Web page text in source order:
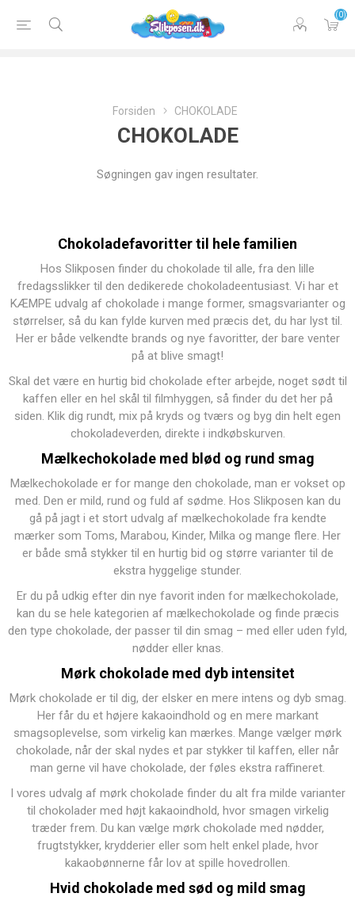
(0)
Forsiden CHOKOLADE
CHOKOLADE
Søgningen gav ingen resultater.
Chokoladefavoritter til hele familien
Hos Slikposen finder du chokolade til alle, fra den lille
fredagsslikker til den dedikerede chokoladeentusiast. Vi har et
KÆMPE udvalg af chokolade i mange former, smagsvarianter og
størrelser, så du kan fylde kurven med præcis det, du har lyst til.
Her er både velkendte brands og nye favoritter, der bare venter
på at blive smagt!
Skal det være en hurtig bid chokolade efter arbejde, noget sødt til
kaffen eller en hel skål til filmhyggen, så finder du det her på
siden. Klik dig rundt, mix på kryds og tværs og byg din helt egen
chokoladeverden, direkte i indkøbskurven.
Mælkechokolade med blød og rund smag
Mælkechokolade er for mange den chokolade, man er vokset op
med. Den er mild, rund og fuld af sødme. Hos Slikposen kan du
gå på jagt i et stort udvalg af mælkechokolade fra kendte
mærker som Toms, Marabou, Kinder, Milka og mange flere. Her
er både små stykker til en hurtig bid og større varianter til de
ekstra hyggelige stunder.
Er du på udkig efter din nye favorit inden for mælkechokolade,
kan du se hele kategorien af mælkechokolade og finde præcis
den type chokolade, der passer til din smag – med eller uden fyld,
nødder eller knas.
Mørk chokolade med dyb intensitet
Mørk chokolade er til dig, der elsker en mere intens og dyb smag.
Her får du et højere kakaoindhold og en mere markant
smagsoplevelse, som virkelig kan mærkes. Mange vælger mørk
chokolade, når der skal nydes et par stykker til kaffen, eller når
man gerne vil have chokolade, der føles ekstra raffineret.
I vores udvalg af mørk chokolade finder du alt fra milde varianter
til chokolader med højt kakaoindhold, hvor smagen virkelig
træder frem. Du kan vælge mørk chokolade med nødder,
frugtstykker, krydderier eller som helt enkel plade, hvor
kakaobønnerne får lov at spille hovedrollen.
Hvid chokolademed sød og mild smag